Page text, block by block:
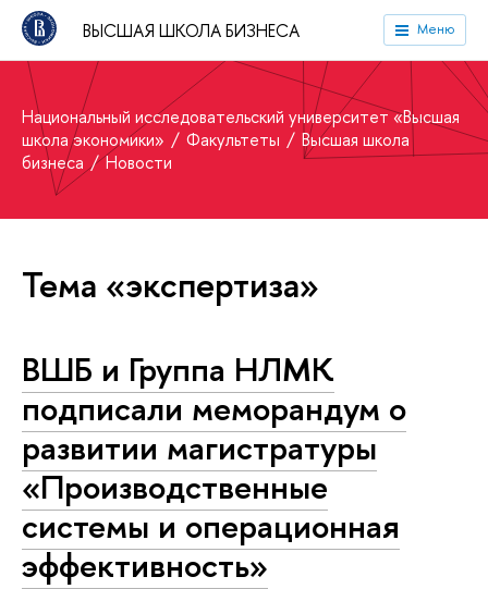
ВЫСШАЯ ШКОЛА БИЗНЕСА Меню
Национальный исследовательский университет «Высшая
школа экономики»
Факультеты
Высшая школа
бизнеса
Новости
Тема «экспертиза»
ВШБ и Группа НЛМК
подписали меморандум о
развитии магистратуры
«Производственные
системы и операционная
эффективность»